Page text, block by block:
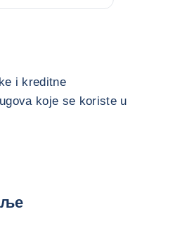
i kreditne
koje se koriste u